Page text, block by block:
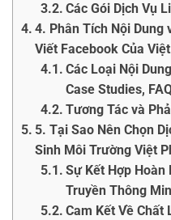
Các Gói Dịch Vụ
4. Phân Tích Nội Dung
Viết Facebook Của
Các Loại Nội
Case Studies,
Tương Tác và
5. Tại Sao Nên Chọn
Sinh Môi Trường Việt
Sự Kết Hợp Hoàn
Truyền Thông
Cam Kết Về Chất